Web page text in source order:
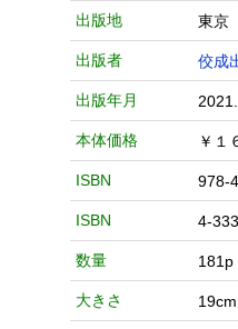
出版地 東京
出版者 佼成
出版年月
本体価格 ￥１
ISBN 978-
ISBN 4-
数量 181p
大きさ 19cm